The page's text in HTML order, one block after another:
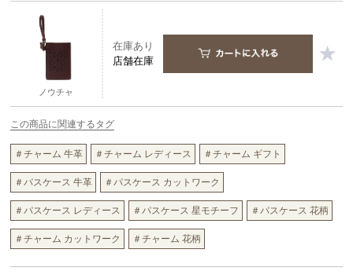
ノウチャ
在庫あり
店舗在庫
この商品に関連するタグ
＃チャーム 牛革 ＃チャーム レディース ＃チャーム ギフト
＃パスケース 牛革 ＃パスケース カットワーク
＃パスケース レディース ＃パスケース 星モチーフ ＃パスケース 花柄
＃チャーム カットワーク ＃チャーム 花柄